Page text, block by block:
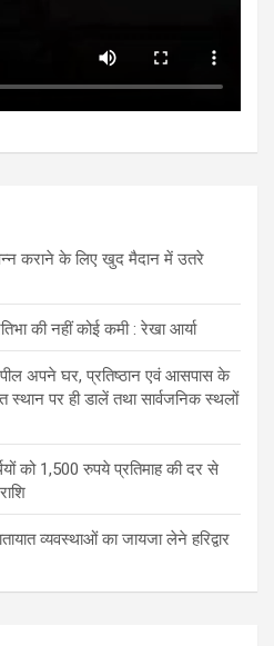
कराने के लिए खुद मैदान में उतरे
की नहीं कोई कमी : रेखा आर्या
अपने घर, प्रतिष्ठान एवं आसपास के
स्थान पर ही डालें तथा सार्वजनिक स्थलों
को 1,500 रुपये प्रतिमाह की दर से
व्यवस्थाओं का जायजा लेने हरिद्वार